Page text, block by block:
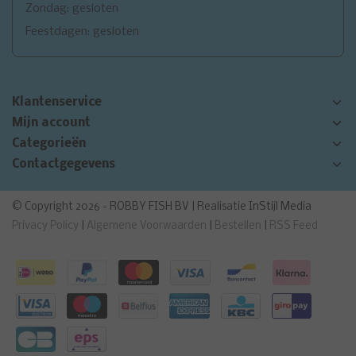
Zondag: gesloten
Feestdagen: gesloten
Klantenservice
Mijn account
Categorieën
Contactgegevens
© Copyright 2026 - ROBBY FISH BV | Realisatie InStijl Media
Privacy Policy
Algemene Voorwaarden Bestellen RSS Feed